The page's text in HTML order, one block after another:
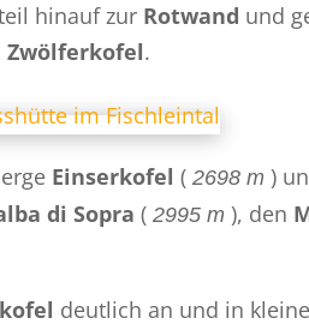
hinauf zur Rotwand und
Zwölferkofel.
Einserkofel (2698 m )
di Sopra (2995 m ), den
deutlich an und in